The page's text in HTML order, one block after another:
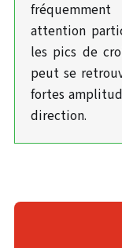
attention
les pics de
peut se
fortes
direction.